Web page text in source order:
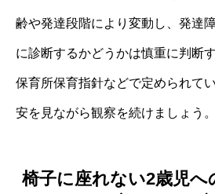
齢や発達段階により変動し、発達
に診断するかどうかは慎重に判断
保育所保育指針などで定められて
安を見ながら観察を続けましょう。
椅子に座れない2歳児へ